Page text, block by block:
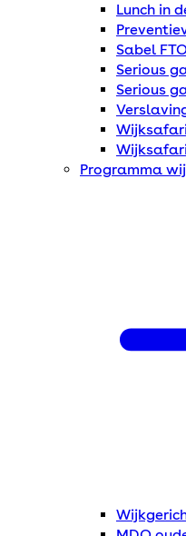
Lunch in
Sabel
Serious
Serious
Programma